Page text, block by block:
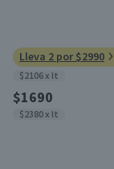
Lleva 2 por $2990
$2106 x lt
$1690
$2380 x lt